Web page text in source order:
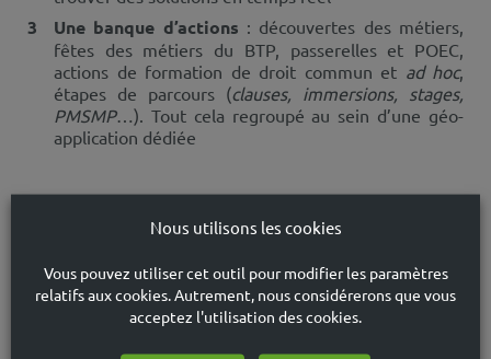
Une banque d’actions : découvertes des métiers,
fêtes des métiers du BTP, passerelles et POEC,
actions de formation de droit commun et ad hoc,
étapes de parcours (clauses, immersions, stages,
PMSMP…). Tout cela regroupé au sein d’une géo-
application dédiée
Dans ce contexte, le Département de Seine-Saint-Denis
a souhaité être appuyé par AMNYOS dans l’animation
l’expérimentation. Cet appui distingue plusieurs
registres d’intervention mobilisant des profils
d’intervenant(e)s sénior(e)s et junior(e)s spécialisés
notamment dans les techniques et outils de facilitation :
Nous utilisons les cookies
Vous pouvez utiliser cet outil pour modifier les paramètres
relatifs aux cookies. Autrement, nous considérerons que vous
acceptez l'utilisation des cookies.